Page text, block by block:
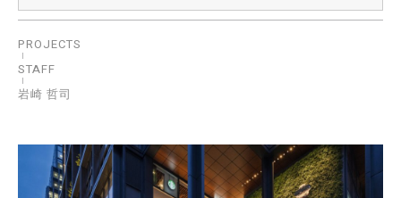
PROJECTS
STAFF
岩崎 哲司